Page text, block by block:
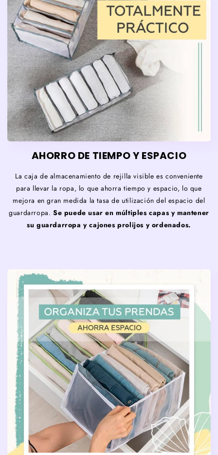
AHORRO DE TIEMPO Y ESPACIO
La caja de almacenamiento de rejilla visible es conveniente
para llevar la ropa, lo que ahorra tiempo y espacio, lo que
mejora en gran medida la tasa de utilización del espacio del
guardarropa. Se puede usar en múltiples capas y mantener
su guardarropa y cajones prolijos y ordenados.